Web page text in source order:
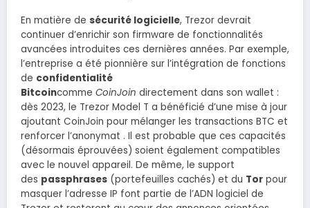
En matière de sécurité logicielle, Trezor devrait
continuer d’enrichir son firmware de fonctionnalités
avancées introduites ces dernières années. Par exemple,
l’entreprise a été pionnière sur l’intégration de fonctions
de confidentialité
Bitcoincomme CoinJoin directement dans son wallet :
dès 2023, le Trezor Model T a bénéficié d’une mise à jour
ajoutant CoinJoin pour mélanger les transactions BTC et
renforcer l’anonymat . Il est probable que ces capacités
(désormais éprouvées) soient également compatibles
avec le nouvel appareil. De même, le support
des passphrases (portefeuilles cachés) et du Tor pour
masquer l’adresse IP font partie de l’ADN logiciel de